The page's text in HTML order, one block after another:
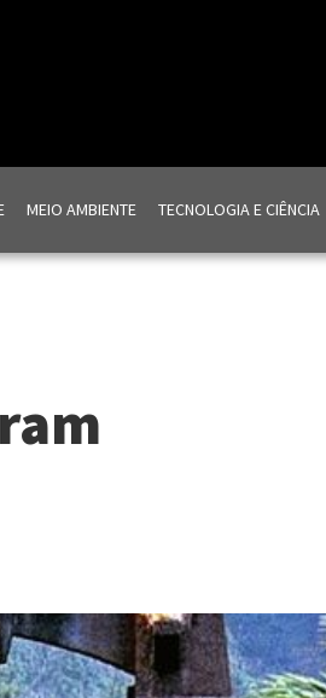
MEIO AMBIENTE TECNOLOGIA E CIÊNCIA